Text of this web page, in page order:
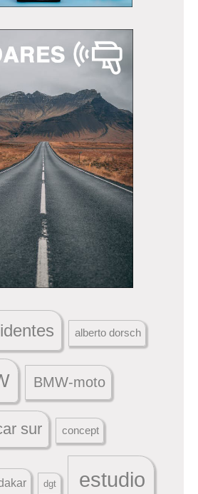
alberto dorsch
BMW-moto
sur concept
dgt estudio